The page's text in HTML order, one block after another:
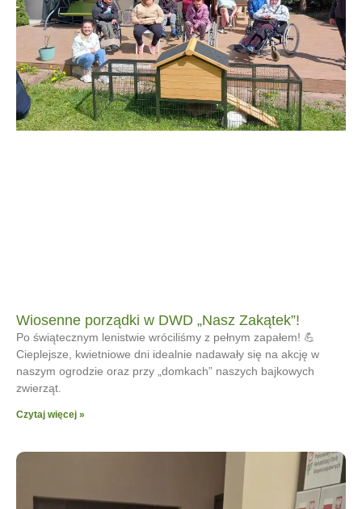
Wiosenne porządki w DWD „Nasz Zakątek”!
Po świątecznym lenistwie wróciliśmy z pełnym zapałem! 💪
Cieplejsze, kwietniowe dni idealnie nadawały się na akcję w
naszym ogrodzie oraz przy „domkach” naszych bajkowych
zwierząt.
Czytaj więcej »